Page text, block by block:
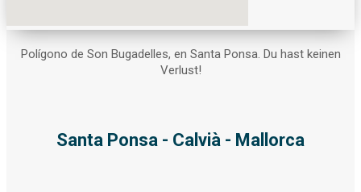
Polígono de Son Bugadelles, en Santa Ponsa. Du hast keinen
Verlust!
Santa Ponsa - Calvià - Mallorca